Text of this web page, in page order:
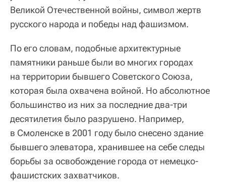
Великой Отечественной войны, символ жертв
русского народа и победы над фашизмом.
По его словам, подобные архитектурные
памятники раньше были во многих городах
на территории бывшего Советского Союза,
которая была охвачена войной. Но абсолютное
большинство из них за последние два-три
десятилетия было разрушено. Например,
в Смоленске в 2001 году было снесено здание
бывшего элеватора, хранившее на себе следы
борьбы за освобождение города от немецко-
фашистских захватчиков.